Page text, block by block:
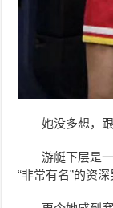
她没多想，
游艇下层是
“非常有名”的资